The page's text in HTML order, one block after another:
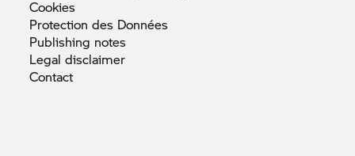
Cookies
Protection des Données
Publishing notes
Legaldisclaimer
Contact